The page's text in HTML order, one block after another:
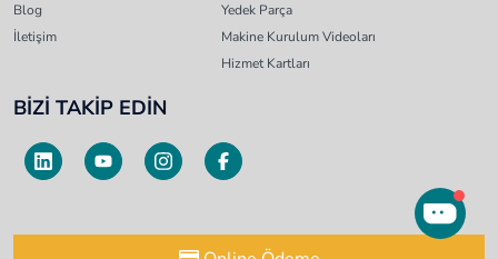
Blog
İletişim
Yedek Parça
Makine Kurulum Videoları
Hizmet Kartları
BİZİ TAKİP EDİN